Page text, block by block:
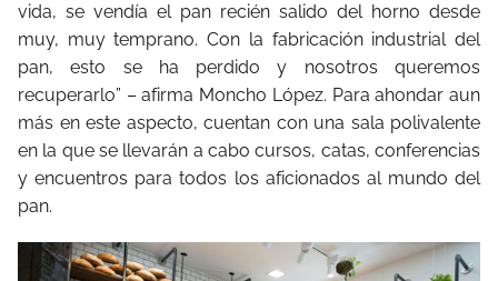
vida, se vendía el pan recién salido del horno desde
muy, muy temprano. Con la fabricación industrial del
pan, esto se ha perdido y nosotros queremos
recuperarlo” – afirma Moncho López. Para ahondar aun
más en este aspecto, cuentan con una sala polivalente
en la que se llevarán a cabo cursos, catas, conferencias
y encuentros para todos los aficionados al mundo del
pan.